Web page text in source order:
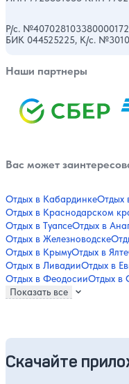
Р/с.
БИК 044525225, К/с.
Наши партнеры
Вас может
Отдых в КабардинкеОтдых
Отдых в Краснодарском
Отдых в ТуапсеОтдых в
Отдых в Железноводске
Отдых в КрымуОтдых в Ялте
Отдых в ЛивадииОтдых в
Отдых в ФеодосииОтдых в
Показать все
Скачайте